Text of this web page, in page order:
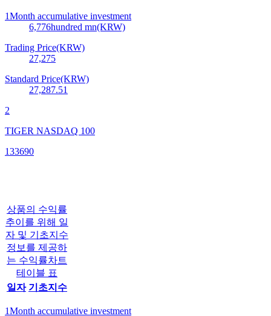
1Month accumulative investment
6,776hundred mn(KRW)
Trading Price(KRW)
27,275
Standard Price(KRW)
27,287.51
2
TIGER NASDAQ 100
133690
상품의 수익률
추이를 위해 일
자 및 기초지수
정보를 제공하
는 수익률차트
테이블 표
일자 기초지수
1Month accumulative investment